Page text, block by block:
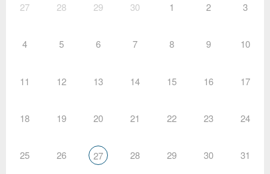
27 28 29 30 1 2 3
4 5 6 7 8 9 10
11 12 13 14 15 16 17
18 19 20 21 22 23 24
25 26 27 28 29 30 31